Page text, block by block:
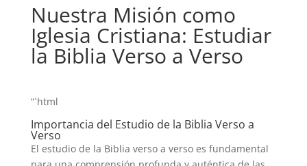
Nuestra Misión como
Iglesia Cristiana: Estudiar
la Biblia Verso a Verso
“`html
Importancia del Estudio de la Biblia Verso a
Verso
El estudio de la Biblia verso a verso es fundamental